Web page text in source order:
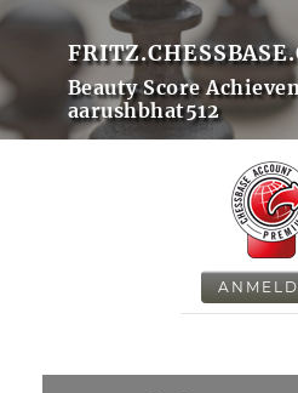
Beauty Score
aarushbhat512